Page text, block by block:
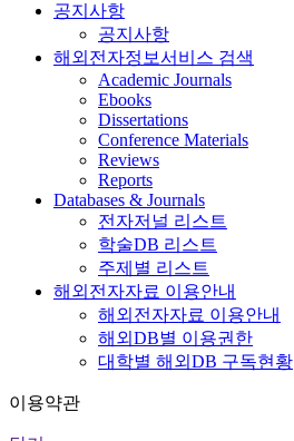
공지사항
공지사항
해외전자정보서비스 검색
Academic Journals
Ebooks
Dissertations
Conference Materials
Reviews
Reports
Databases & Journals
전자저널 리스트
학술DB 리스트
주제별 리스트
해외전자자료 이용안내
해외전자자료 이용안내
해외DB별 이용권한
대학별 해외DB 구독현황
이용약관